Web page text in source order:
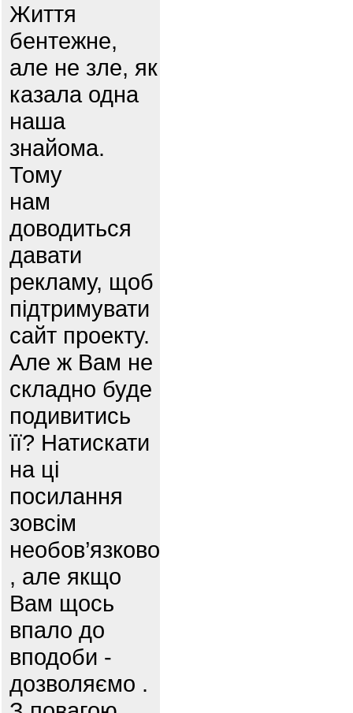
Життя
бентежне,
але не зле, як
казала одна
наша
знайома.
Тому
нам
доводиться
давати
рекламу, щоб
підтримувати
сайт проекту.
Але ж Вам не
складно буде
подивитись
її? Натискати
на ці
посилання
зовсім
необов’язково
, але якщо
Вам щось
впало до
вподоби -
дозволяємо .